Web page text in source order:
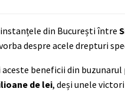
din București între
despre acele drepturi
beneficii din buzunarul
de lei, deși unele